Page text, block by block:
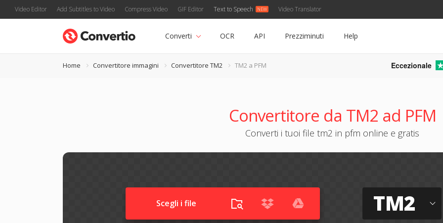
Video Editor Add Subtitles to Video Compress Video GIF Editor Text to Speech Video Translator
Converti OCR API Prezziminuti Help
Home Convertitore immagini Convertitore TM2 TM2 a PFM Eccezionale
Convertitore da TM2 ad PFM
Converti i tuoi file tm2 in pfm online e gratis
Scegli i file TM2